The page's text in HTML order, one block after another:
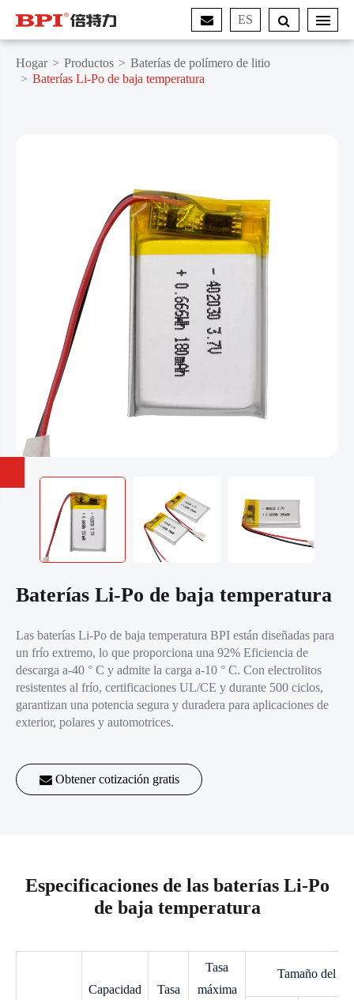
ES
Hogar Productos
Baterías de polímero de litio
Baterías Li-Po de baja temperatura
Baterías Li-Po de baja temperatura
Las baterías Li-Po de baja temperatura BPI están diseñadas para
un frío extremo, lo que proporciona una 92% Eficiencia de
descarga a-40 ° C y admite la carga a-10 ° C. Con electrolitos
resistentes al frío, certificaciones UL/CE y durante 500 ciclos,
garantizan una potencia segura y duradera para aplicaciones de
exterior, polares y automotrices.
Obtener cotización gratis
Especificaciones de las baterías Li-Po
de baja temperatura
Capacidad
Tasa
Tasa
máxima
Tamaño del